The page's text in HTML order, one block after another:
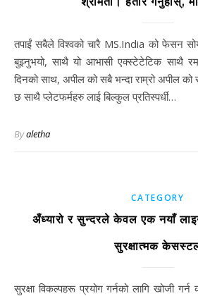
तपाईं सबैले विश्वको चारै MS.India को फेसन सोयर्नियाको फेसन सोयर्सियालाई
बुझ्नुभयो, साथै यो आभासी एक्स्टेटेटिक साथै
दिनको साथ, अपील को सबै भन्दा राम्रो अपील
छ साथै प्लेटफर्महरु लाई बिल्कुल प्रतिस्पर्धी…
Byaletha
CATEGORY
अँध्यारो र सुन्दरले केवल एक नयाँ लाइन
सुरक्षात्मक
सुरक्षा विकल्पहरू प्रयोग गर्नको लागि खोजी गर्न को लागी टोरोइडले स्टुडियोले